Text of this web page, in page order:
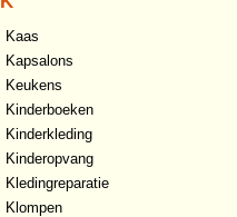
Kaas
Kapsalons
Keukens
Kinderboeken
Kinderkleding
Kinderopvang
Kledingreparatie
Klompen